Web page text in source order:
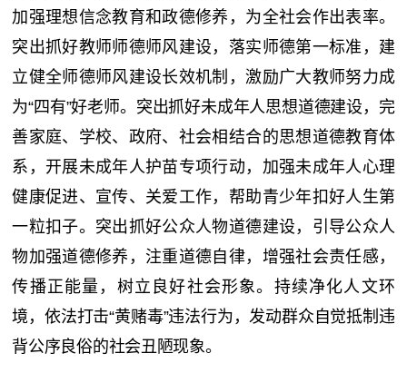
加强理想信念教育和政德修养，为全社会作出表率。
突出抓好教师师德师风建设，落实师德第一标准，建
立健全师德师风建设长效机制，激励广大教师努力成
为“四有”好老师。突出抓好未成年人思想道德建设，完
善家庭、学校、政府、社会相结合的思想道德教育体
系，开展未成年人护苗专项行动，加强未成年人心理
健康促进、宣传、关爱工作，帮助青少年扣好人生第
一粒扣子。突出抓好公众人物道德建设，引导公众人
物加强道德修养，注重道德自律，增强社会责任感，
传播正能量，树立良好社会形象。持续净化人文环
境，依法打击“黄赌毒”违法行为，发动群众自觉抵制违
背公序良俗的社会丑陋现象。